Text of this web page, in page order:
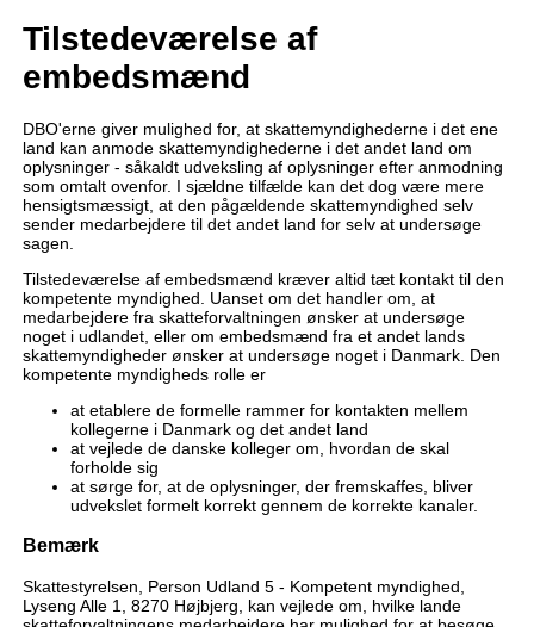
Tilstedeværelse af
embedsmænd
DBO'erne giver mulighed for, at skattemyndighederne i det ene
land kan anmode skattemyndighederne i det andet land om
oplysninger - såkaldt udveksling af oplysninger efter anmodning
som omtalt ovenfor. I sjældne tilfælde kan det dog være mere
hensigtsmæssigt, at den pågældende skattemyndighed selv
sender medarbejdere til det andet land for selv at undersøge
sagen.
Tilstedeværelse af embedsmænd kræver altid tæt kontakt til den
kompetente myndighed. Uanset om det handler om, at
medarbejdere fra skatteforvaltningen ønsker at undersøge
noget i udlandet, eller om embedsmænd fra et andet lands
skattemyndigheder ønsker at undersøge noget i Danmark. Den
kompetente myndigheds rolle er
at etablere de formelle rammer for kontakten mellem
kollegerne i Danmark og det andet land
at vejlede de danske kolleger om, hvordan de skal
forholde sig
at sørge for, at de oplysninger, der fremskaffes, bliver
udvekslet formelt korrekt gennem de korrekte kanaler.
Bemærk
Skattestyrelsen, Person Udland 5 - Kompetent myndighed,
Lyseng Alle 1, 8270 Højbjerg, kan vejlede om, hvilke lande